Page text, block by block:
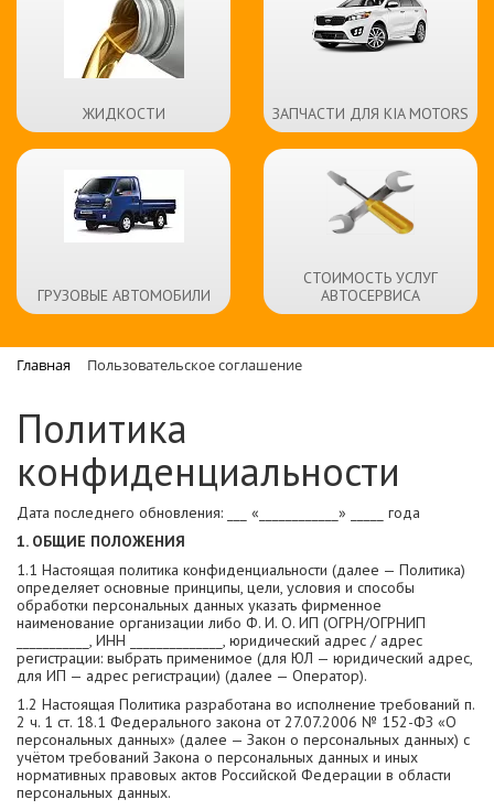
ЖИДКОСТИ ЗАПЧАСТИ ДЛЯ KIA MOTORS
ГРУЗОВЫЕ АВТОМОБИЛИ
СТОИМОСТЬ УСЛУГ
АВТОСЕРВИСА
Главная Пользовательское соглашение
Политика
конфиденциальности
Дата последнего обновления: ___ «____________» _____ года
1. ОБЩИЕ ПОЛОЖЕНИЯ
1.1 Настоящая политика конфиденциальности (далее — Политика)
определяет основные принципы, цели, условия и способы
обработки персональных данных указать фирменное
наименование организации либо Ф. И. О. ИП (ОГРН/ОГРНИП
___________, ИНН ______________, юридический адрес / адрес
регистрации: выбрать применимое (для ЮЛ — юридический адрес,
для ИП — адрес регистрации) (далее — Оператор).
1.2 Настоящая Политика разработана во исполнение требований п.
2 ч. 1 ст. 18.1 Федерального закона от 27.07.2006 № 152-ФЗ «О
персональных данных» (далее — Закон о персональных данных) с
учётом требований Закона о персональных данных и иных
нормативных правовых актов Российской Федерации в области
персональных данных.